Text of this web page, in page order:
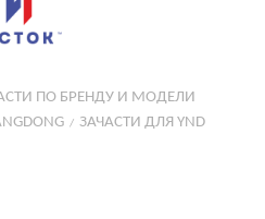
ПО БРЕНДУ И МОДЕЛИ
ЗАЧАСТИ ДЛЯ YND